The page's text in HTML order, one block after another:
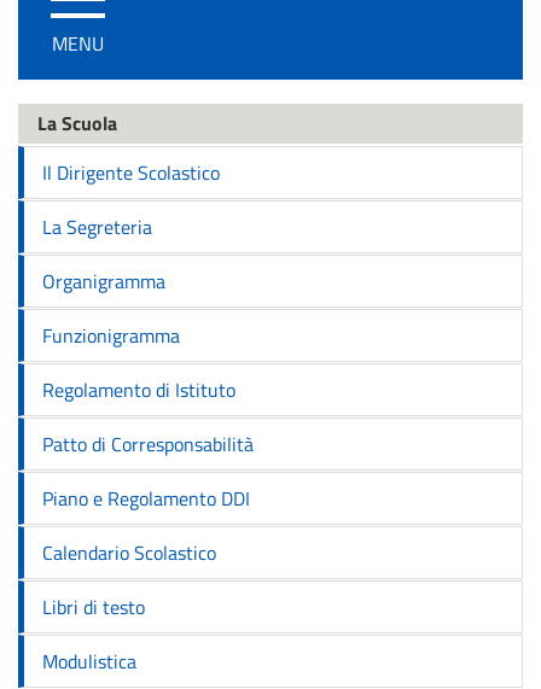
/
disattiva
navigazione
MENU
La Scuola
Il Dirigente Scolastico
La Segreteria
Organigramma
Funzionigramma
Regolamento di Istituto
Patto di Corresponsabilità
Piano e Regolamento DDI
Calendario Scolastico
Libri di testo
Modulistica